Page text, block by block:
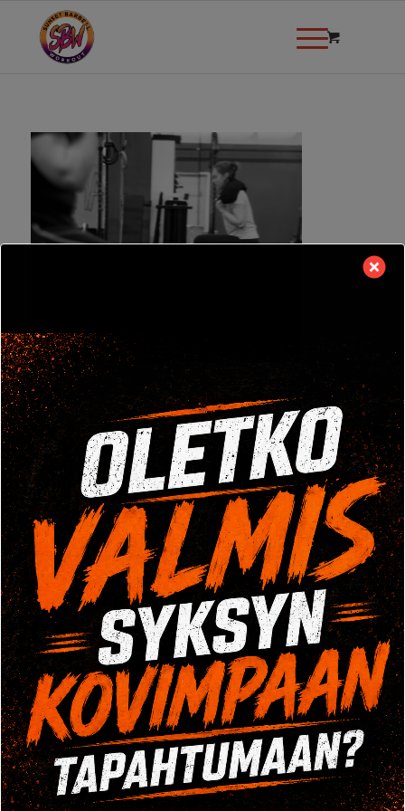
TULE TUTUSTUMAAN
Tule tutustumaan Crossi tai painonnosto tunnille
veloituksetta. Ota yhteyttä puhelimitse tai
yhteydenottolomakkeella ja varaa kokeilusi!
OPENING HOURS
Mo-Fr: 8:00-22:00
Sa: 8:00-24:00